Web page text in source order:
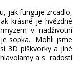
jak funguje zrcadlo,
krásné je hvězdné
v nadživotní
sopka. Mohli jsme
3D piškvorky a jiné
a s radostí